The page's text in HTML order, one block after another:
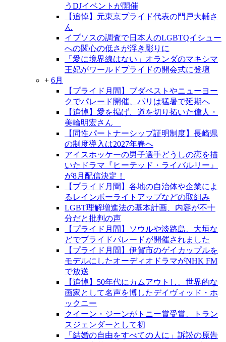
うDJイベントが開催
【追悼】元東京プライド代表の門戸大輔さ
ん
イプソスの調査で日本人のLGBTQイシュー
への関心の低さが浮き彫りに
「愛に境界線はない」オランダのマキシマ
王妃がワールドプライドの開会式に登壇
+ 6月
【プライド月間】ブダペストやニューヨー
クでパレード開催、パリは猛暑で延期へ
【追悼】愛を掲げ、道を切り拓いた偉人・
美輪明宏さん
【同性パートナーシップ証明制度】長崎県
の制度導入は2027年春へ
アイスホッケーの男子選手どうしの恋を描
いたドラマ『ヒーテッド・ライバルリー』
が8月配信決定！
【プライド月間】各地の自治体や企業によ
るレインボーライトアップなどの取組み
LGBT理解増進法の基本計画、内容が不十
分だと批判の声
【プライド月間】ソウルや淡路島、大垣な
どでプライドパレードが開催されました
【プライド月間】伊賀市のゲイカップルを
モデルにしたオーディオドラマがNHK FM
で放送
【追悼】50年代にカムアウトし、世界的な
画家として名声を博したデイヴィッド・ホ
ックニー
クイーン・ジーンがトニー賞受賞、トラン
スジェンダーとして初
「結婚の自由をすべての人に」訴訟の原告